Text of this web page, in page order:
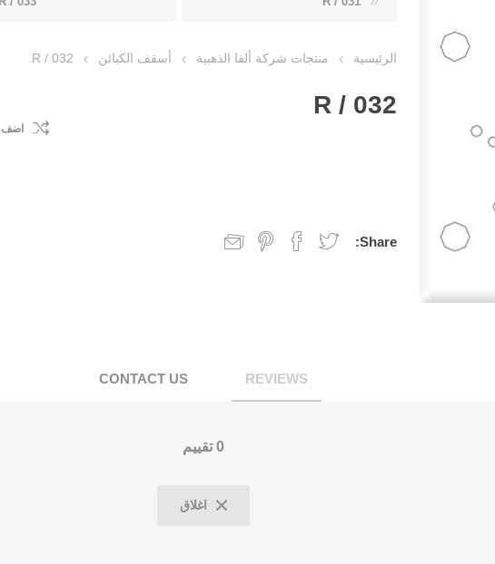
الرئيسية منتجات شركة ألفا الذهبية أسقف الكبائن R / 032
R / 032
اضف
Share:
REVIEWS
CONTACT US
0 تقييم
اغلاق